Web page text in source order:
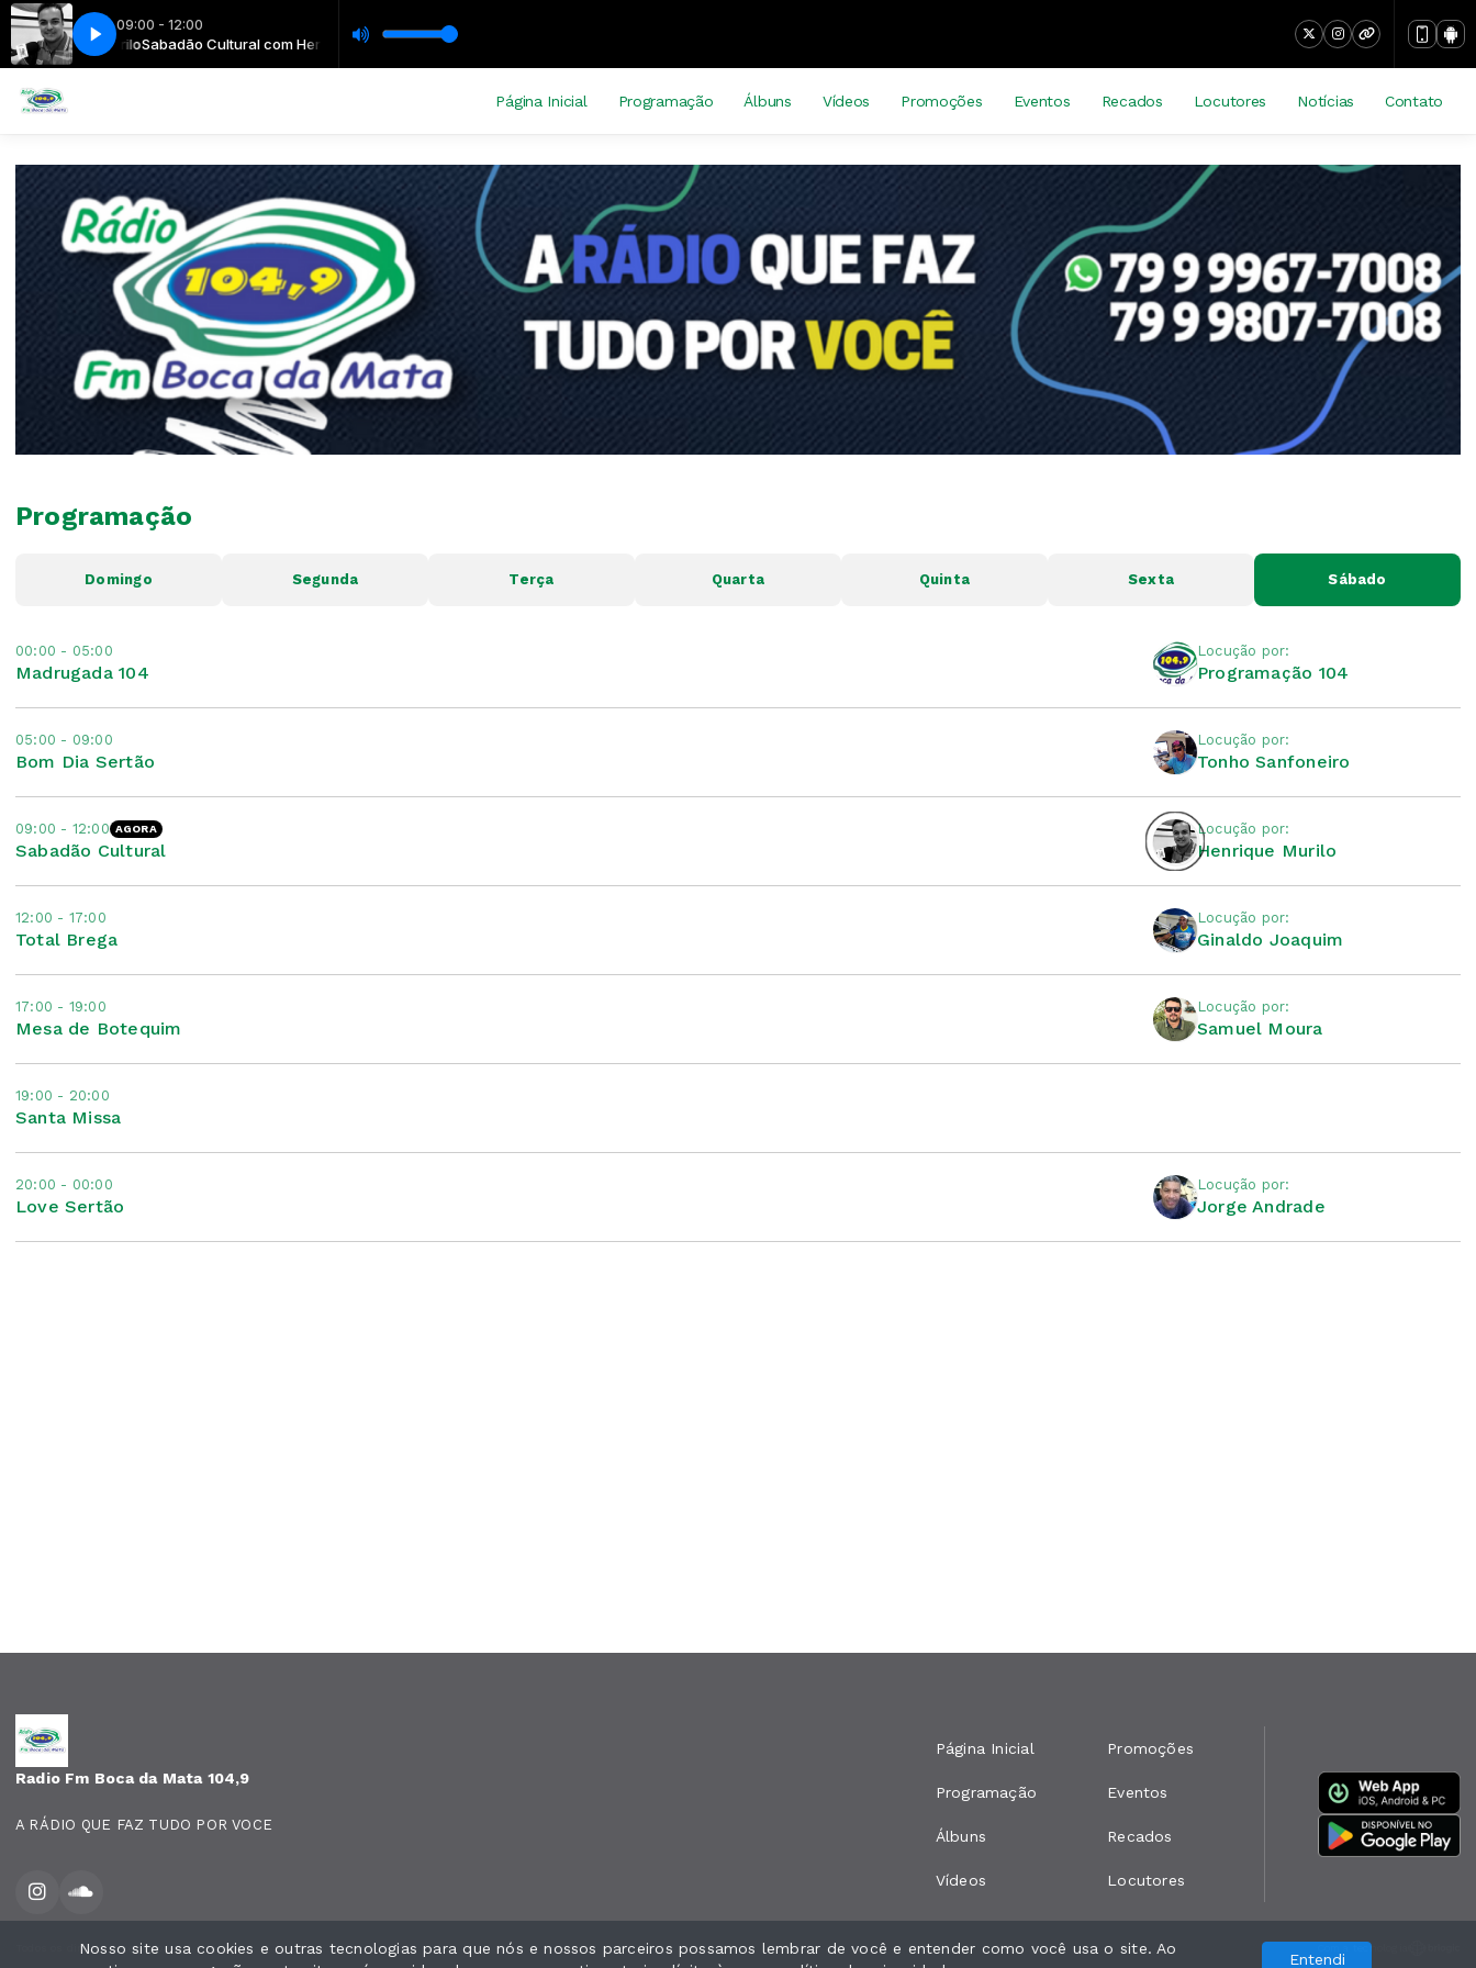
09:00 - 12:00
Henrique MuriloSabadão Cultural com Henrique Murilo
Página Inicial Programação Álbuns Vídeos Promoções Eventos Recados Locutores Notícias Contato
Programação
Domingo Segunda Terça Quarta Quinta Sexta Sábado
00:00 - 05:00
Madrugada 104
Locução por:
Programação 104
05:00 - 09:00
Bom Dia Sertão
Locução por:
Tonho Sanfoneiro
09:00 - 12:00 AGORA
Sabadão Cultural
Locução por:
Henrique Murilo
12:00 - 17:00
Total Brega
Locução por:
Ginaldo Joaquim
17:00 - 19:00
Mesa de Botequim
Locução por:
Samuel Moura
19:00 - 20:00
Santa Missa
20:00 - 00:00
Love Sertão
Locução por:
Jorge Andrade
Radio Fm Boca da Mata 104,9
A RÁDIO QUE FAZ TUDO POR VOCE
Página Inicial
Programação
Álbuns
Vídeos
Promoções
Eventos
Recados
Locutores
Todos os direitos reservados. Com a tecnologia
Nosso site usa cookies e outras tecnologias para que nós e nossos parceiros possamos lembrar de você e entender como você usa o site. Ao
Entendi